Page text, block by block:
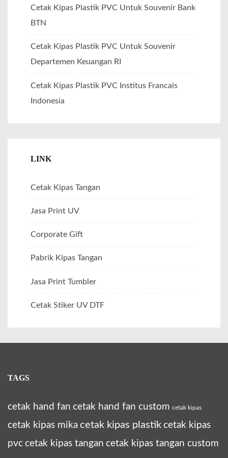
Cetak Kipas Plastik PVC Untuk Souvenir Bank
BTN
Cetak Kipas Plastik PVC Untuk Souvenir
Departemen Keuangan RI
Cetak Kipas Plastik PVC Institus Francais
Indonesia
LINK
Cetak Kipas Tangan
Jasa Print UV
Corporate Gift
Pabrik Kipas Tangan
Jasa Print Tumbler
Cetak Stiker UV DTF
TAGS
cetak hand fan cetak hand fan custom cetak kipas
cetak kipas mika cetak kipas plastik cetak kipas
pvc cetak kipas tangan cetak kipas tangan custom